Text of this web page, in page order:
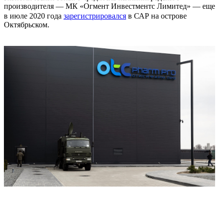
производителя — МК «Огмент Инвестментс Лимитед» — еще
в июле 2020 года зарегистрировался в САР на острове
Октябрьском.